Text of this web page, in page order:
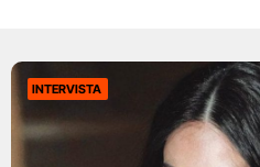
INTERVISTA